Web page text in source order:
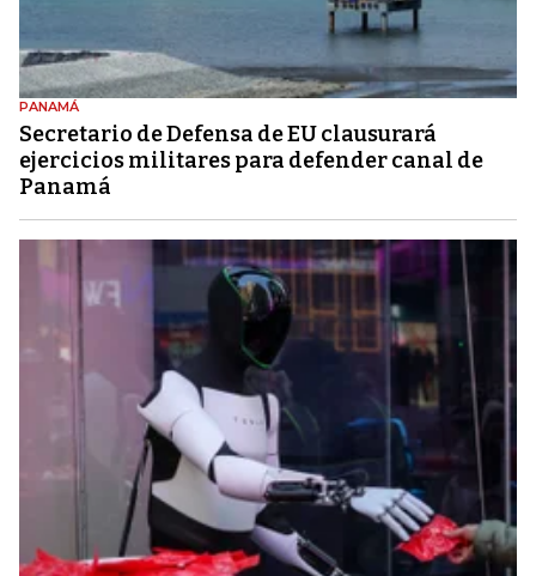
PANAMÁ
Secretario de Defensa de EU clausurará
ejercicios militares para defender canal de
Panamá